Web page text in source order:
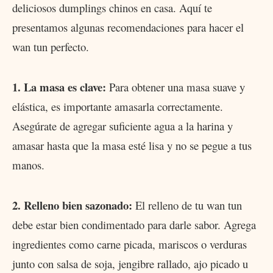
deliciosos dumplings chinos en casa. Aquí te
presentamos algunas recomendaciones para hacer el
wan tun perfecto.
1. La masa es clave: Para obtener una masa suave y
elástica, es importante amasarla correctamente.
Asegúrate de agregar suficiente agua a la harina y
amasar hasta que la masa esté lisa y no se pegue a tus
manos.
2. Relleno bien sazonado: El relleno de tu wan tun
debe estar bien condimentado para darle sabor. Agrega
ingredientes como carne picada, mariscos o verduras
junto con salsa de soja, jengibre rallado, ajo picado u